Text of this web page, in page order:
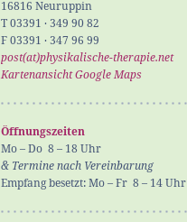
16816 Neuruppin
T 03391 · 349 90 82
F 03391 · 347 96 99
post(at)physikalische-therapie.net
Kartenansicht Google Maps
Öffnungszeiten
Mo – Do 8 – 18 Uhr
& Termine nach Vereinbarung
Empfang besetzt: Mo – Fr 8 – 14 Uhr